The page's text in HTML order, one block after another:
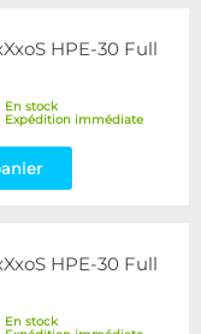
HPE-30 Full
En stock
Expédition immédiate
HPE-30 Full
En stock